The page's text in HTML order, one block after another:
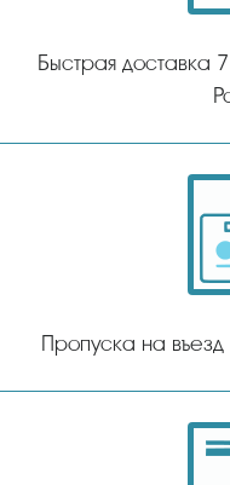
Быстрая доставка
Пропуска на